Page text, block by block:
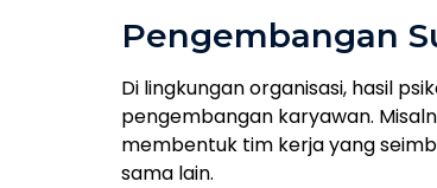
Pengembangan
Di lingkungan organisasi, hasil
pengembangan karyawan.
membentuk tim kerja yang
sama lain.